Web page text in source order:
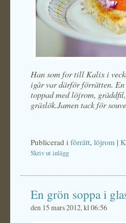
Han som for till Kalix i
igår var därför förrätten.
toppad med löjrom,
gräslök.Jamen tack för
Publicerad i förrätt, löjrom |
Skriv ut inlägg
En grön soppa i
den 15 mars 2012, kl 06:56